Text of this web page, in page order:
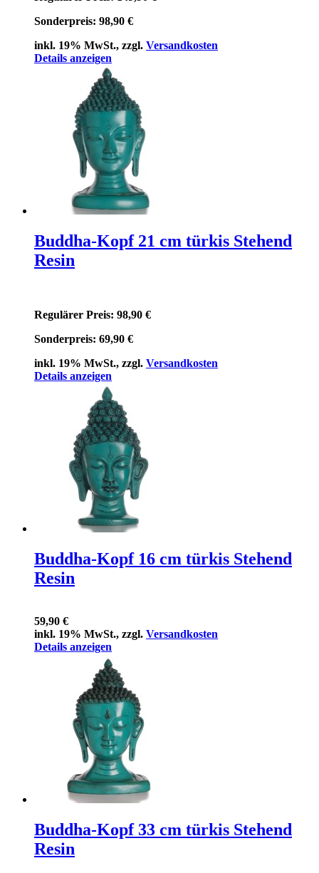
Sonderpreis: 98,90 €
inkl. 19% MwSt., zzgl. Versandkosten
Details anzeigen
Buddha-Kopf 21 cm türkis Stehend
Resin
Regulärer Preis: 98,90 €
Sonderpreis: 69,90 €
inkl. 19% MwSt., zzgl. Versandkosten
Details anzeigen
Buddha-Kopf 16 cm türkis Stehend
Resin
59,90 €
inkl. 19% MwSt., zzgl. Versandkosten
Details anzeigen
Buddha-Kopf 33 cm türkis Stehend
Resin